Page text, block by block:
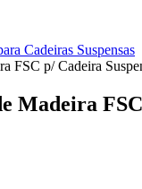
Cadeiras Suspensas
FSC p/ Cadeira
Madeira